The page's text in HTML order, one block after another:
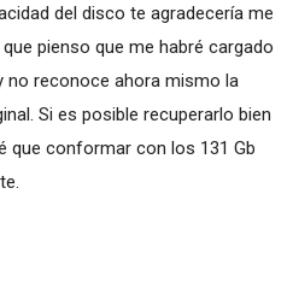
del disco te agradecería me
pienso que me habré cargado
no reconoce ahora mismo la
Si es posible recuperarlo bien
que conformar con los 131 Gb